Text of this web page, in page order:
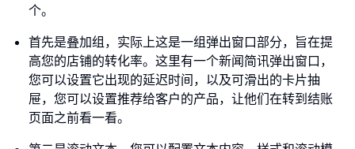
个。
首先是叠加组，实际上这是一组弹出窗口部分，旨在提
高您的店铺的转化率。这里有一个新闻简讯弹出窗口，
您可以设置它出现的延迟时间，以及可滑出的卡片抽
屉，您可以设置推荐给客户的产品，让他们在转到结账
页面之前看一看。